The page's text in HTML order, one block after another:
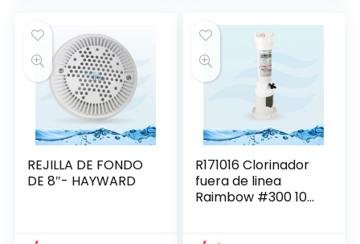
REJILLA DE FONDO
DE 8″- HAYWARD
R171016 Clorinador
fuera de linea
Raimbow #300 10